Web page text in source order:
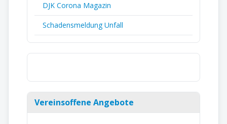
DJK Corona Magazin
Schadensmeldung Unfall
Vereinsoffene Angebote